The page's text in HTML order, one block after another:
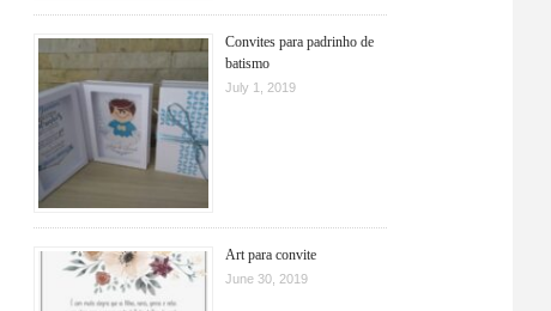
Convites para padrinho de
batismo
July 1, 2019
Art para convite
June 30, 2019